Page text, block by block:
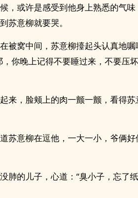
，或许是感受到他身上熟悉的气味
苏意柳就要哭。
被窝中间，苏意柳擡起头认真地嘱
你晚上记得不要睡过来，不要压
来，脸颊上的肉一颤一颤，看得苏
苏意柳在逗他，一大一小，爷俩好
肺的儿子，心道：“臭小子，忘了